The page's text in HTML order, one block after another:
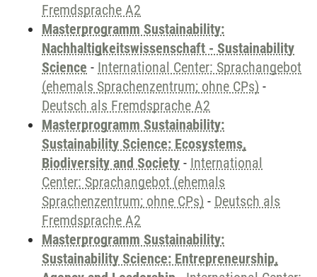
Fremdsprache A2
Masterprogramm Sustainability:
Nachhaltigkeitswissenschaft - Sustainability
Science - International Center: Sprachangebot
(ehemals Sprachenzentrum; ohne CPs) -
Deutsch als Fremdsprache A2
Masterprogramm Sustainability:
Sustainability Science: Ecosystems,
Biodiversity and Society - International
Center: Sprachangebot (ehemals
Sprachenzentrum; ohne CPs) - Deutsch als
Fremdsprache A2
Masterprogramm Sustainability:
Sustainability Science: Entrepreneurship,